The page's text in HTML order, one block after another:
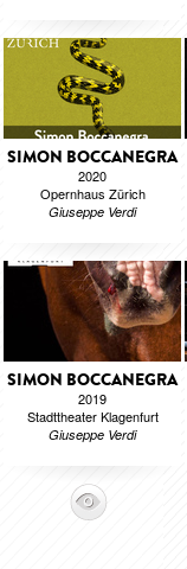
SIMON BOCCANEGRA
2020
Opernhaus Zürich
Giuseppe Verdi
SIMON BOCCANEGRA
2019
Stadttheater Klagenfurt
Giuseppe Verdi